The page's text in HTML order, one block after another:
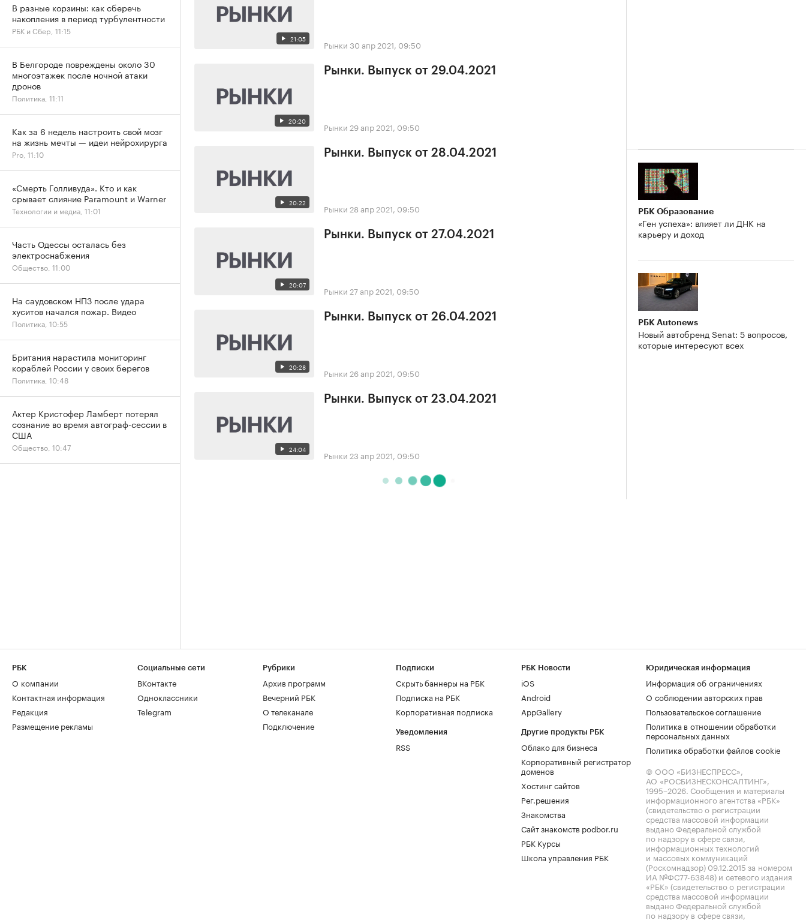
21:05 Рынки 30 апр 2021, 09:50
20:20
Рынки. Выпуск от 29.04.2021
Рынки 29 апр 2021, 09:50
20:22
Рынки. Выпуск от 28.04.2021
Рынки 28 апр 2021, 09:50
20:07
Рынки. Выпуск от 27.04.2021
Рынки 27 апр 2021, 09:50
20:28
Рынки. Выпуск от 26.04.2021
Рынки 26 апр 2021, 09:50
24:04
Рынки. Выпуск от 23.04.2021
Рынки 23 апр 2021, 09:50
РБК Образование
«Ген успеха»: влияет ли ДНК на
карьеру и доход
РБК Autonews
Новый автобренд Senat: 5 вопросов,
которые интересуют всех
В разные корзины: как сберечь
накопления в период турбулентности
РБК и Сбер, 11:15
В Белгороде повреждены около 30
многоэтажек после ночной атаки
дронов
Политика, 11:11
Как за 6 недель настроить свой мозг
на жизнь мечты — идеи нейрохирурга
Pro, 11:10
«Смерть Голливуда». Кто и как
срывает слияние Paramount и Warner
Технологии и медиа, 11:01
Часть Одессы осталась без
электроснабжения
Общество, 11:00
На саудовском НПЗ после удара
хуситов начался пожар. Видео
Политика, 10:55
Британия нарастила мониторинг
кораблей России у своих берегов
Политика, 10:48
Актер Кристофер Ламберт потерял
сознание во время автограф-сессии в
США
Общество, 10:47
РБК
О компании
Контактная информация
Редакция
Размещение рекламы
Социальные сети
ВКонтакте
Одноклассники
Telegram
Рубрики
Архив программ
Вечерний РБК
О телеканале
Подключение
Подписки
Скрыть баннеры на РБК
Подписка на РБК
Корпоративная подписка
Уведомления
RSS
РБК Новости
iOS
Android
AppGallery
Другие продукты РБК
Облако для бизнеса
Корпоративный регистратор
доменов
Хостинг сайтов
Рег.решения
Знакомства
Сайт знакомств podbor.ru
РБК Курсы
Школа управления РБК
Юридическая информация
Информация об ограничениях
О соблюдении авторских прав
Пользовательское соглашение
Политика в отношении обработки
персональных данных
Политика обработки файлов cookie
© ООО «БИЗНЕСПРЕСС»,
АО «РОСБИЗНЕСКОНСАЛТИНГ»,
1995–2026. Сообщения и материалы
информационного агентства «РБК»
(свидетельство о регистрации
средства массовой информации
выдано Федеральной службой
по надзору в сфере связи,
информационных технологий
и массовых коммуникаций
(Роскомнадзор) 09.12.2015 за номером
ИА №ФС77-63848) и сетевого издания
«РБК» (свидетельство о регистрации
средства массовой информации
выдано Федеральной службой
по надзору в сфере связи,